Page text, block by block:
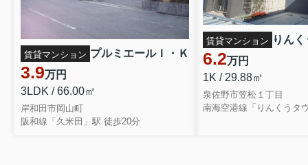
賃貸マンション プルミエールＩ・Ｋ
3.9万円
3LDK / 66.00㎡
岸和田市岡山町
阪和線「久米田」駅 徒歩20分
賃貸マンション りん
6.2万円
1K / 29.88㎡
泉佐野市笠松１丁目
南海空港線「りんくうタ